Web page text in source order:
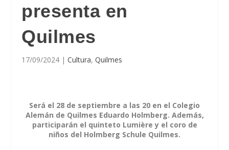
presenta en
Quilmes
17/09/2024 |Cultura,Quilmes
Será el 28 de septiembre a las 20 en el Colegio
Alemán de Quilmes Eduardo Holmberg. Además,
participarán el quinteto Lumière y el coro de
niños del Holmberg Schule Quilmes.